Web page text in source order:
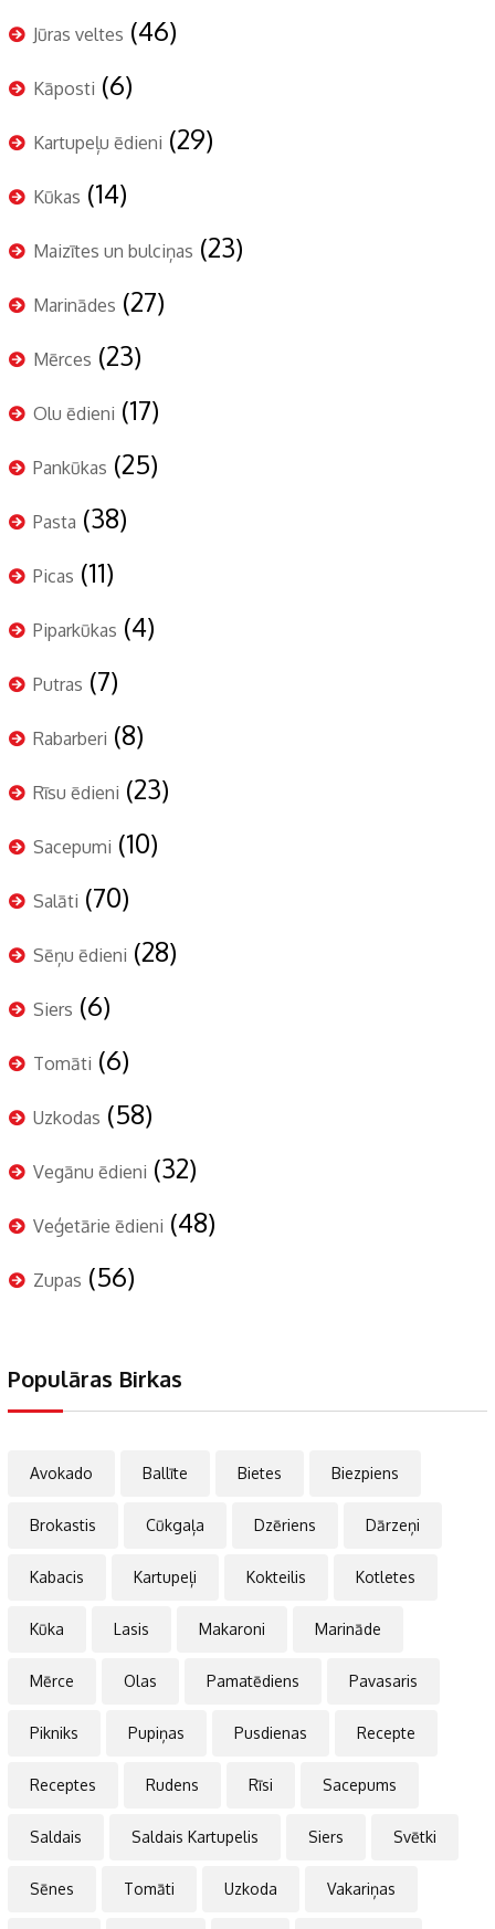
Jūras veltes (46)
Kāposti (6)
Kartupeļu ēdieni (29)
Kūkas (14)
Maizītes un bulciņas (23)
Marinādes (27)
Mērces (23)
Olu ēdieni (17)
Pankūkas (25)
Pasta (38)
Picas (11)
Piparkūkas (4)
Putras (7)
Rabarberi (8)
Rīsu ēdieni (23)
Sacepumi (10)
Salāti (70)
Sēņu ēdieni (28)
Siers (6)
Tomāti (6)
Uzkodas (58)
Vegānu ēdieni (32)
Veģetārie ēdieni (48)
Zupas (56)
Populāras Birkas
Avokado Ballīte Bietes Biezpiens
Brokastis Cūkgaļa Dzēriens Dārzeņi
Kabacis Kartupeļi Kokteilis Kotletes
Kūka Lasis Makaroni Marināde
Mērce Olas Pamatēdiens Pavasaris
Pikniks Pupiņas Pusdienas Recepte
Receptes Rudens Rīsi Sacepums
Saldais Saldais Kartupelis Siers Svētki
Sēnes Tomāti Uzkoda Vakariņas